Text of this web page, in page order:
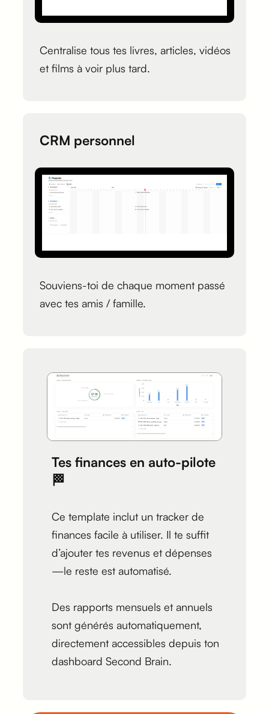
Centralise tous tes livres, articles, vidéos
et films à voir plus tard.
CRM personnel
Souviens-toi de chaque moment passé
avec tes amis / famille.
Tes finances en auto-pilote
🏁
Ce template inclut un tracker de
finances facile à utiliser. Il te suffit
d’ajouter tes revenus et dépenses
—le reste est automatisé.
Des rapports mensuels et annuels
sont générés automatiquement,
directement accessibles depuis ton
dashboard Second Brain.